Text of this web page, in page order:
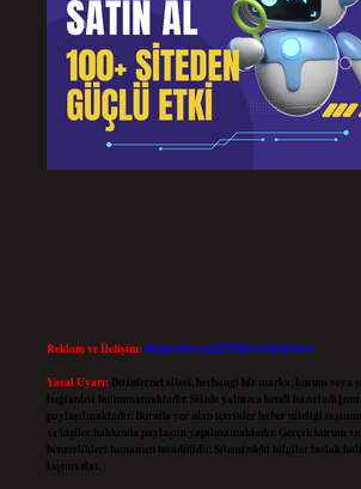
Reklam ve İletişim:Skype: live:.cid.575569c608265c69
Yasal Uyarı: Bu internet sitesi, herhangi bir marka, kurum veya
bağlantısı bulunmamaktadır. Sitede yalnızca kendi
paylaşılmaktadır. Burada yer alan içerikler haber niteliği
ve kişiler hakkında paylaşım yapılmamaktadır. Gerçek kurum
benzerlikleri tamamen tesadüfidir. Sitemizdeki bilgiler taslak
taşımazlar.